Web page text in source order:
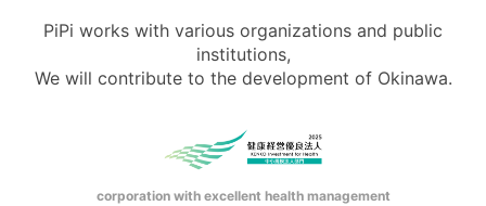
PiPi works with various organizations and public
institutions,
We will contribute to the development of Okinawa.
corporation with excellent health management